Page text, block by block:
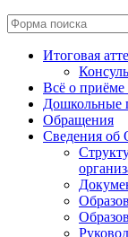
Итоговая
Всё о приёме
Дошкольные
Обращения
Сведения об